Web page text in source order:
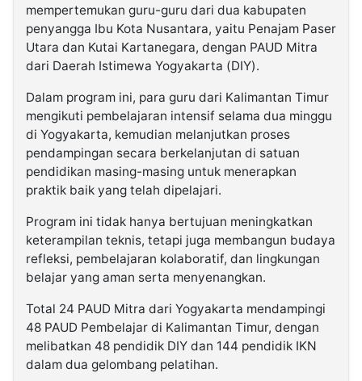
mempertemukan guru-guru dari dua kabupaten
penyangga Ibu Kota Nusantara, yaitu Penajam Paser
Utara dan Kutai Kartanegara, dengan PAUD Mitra
dari Daerah Istimewa Yogyakarta (DIY).
Dalam program ini, para guru dari Kalimantan Timur
mengikuti pembelajaran intensif selama dua minggu
di Yogyakarta, kemudian melanjutkan proses
pendampingan secara berkelanjutan di satuan
pendidikan masing-masing untuk menerapkan
praktik baik yang telah dipelajari.
Program ini tidak hanya bertujuan meningkatkan
keterampilan teknis, tetapi juga membangun budaya
refleksi, pembelajaran kolaboratif, dan lingkungan
belajar yang aman serta menyenangkan.
Total 24 PAUD Mitra dari Yogyakarta mendampingi
48 PAUD Pembelajar di Kalimantan Timur, dengan
melibatkan 48 pendidik DIY dan 144 pendidik IKN
dalam dua gelombang pelatihan.